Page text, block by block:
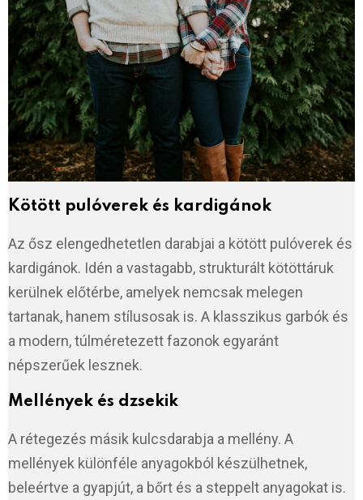
Kötött pulóverek és kardigánok
Az ősz elengedhetetlen darabjai a kötött pulóverek és
kardigánok. Idén a vastagabb, strukturált kötöttáruk
kerülnek előtérbe, amelyek nemcsak melegen
tartanak, hanem stílusosak is. A klasszikus garbók és
a modern, túlméretezett fazonok egyaránt
népszerűek lesznek.
Mellények és dzsekik
A rétegezés másik kulcsdarabja a mellény. A
mellények különféle anyagokból készülhetnek,
beleértve a gyapjút, a bőrt és a steppelt anyagokat is.